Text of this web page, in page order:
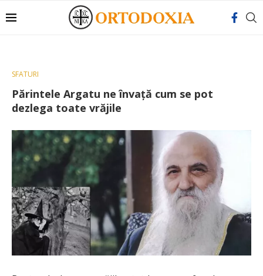
SFATURI
Părintele Argatu ne învață cum se pot
dezlega toate vrăjile